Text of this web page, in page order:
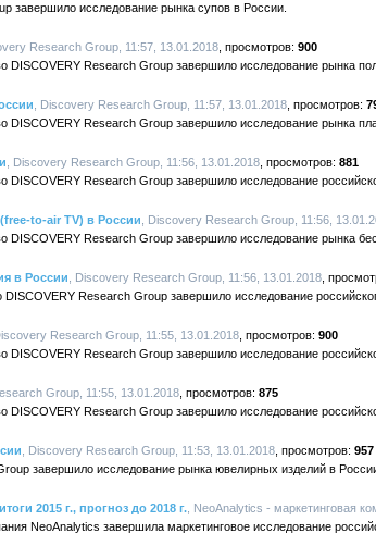
завершило исследование рынка супов в России.
Research Group, 11:57, 13.01.2018
900
DISCOVERY Research Group завершило исследование рынка
, Discovery Research Group, 11:57, 13.01.2018
DISCOVERY Research Group завершило исследование рынка
, Discovery Research Group, 11:56, 13.01.2018
881
DISCOVERY Research Group завершило исследование
to-air TV) в России , Discovery Research Group, 11:56,
DISCOVERY Research Group завершило исследование рынка
в России , Discovery Research Group, 11:56, 13.01.2018
DISCOVERY Research Group завершило исследование
Research Group, 11:55, 13.01.2018
900
DISCOVERY Research Group завершило исследование
Group, 11:55, 13.01.2018
875
DISCOVERY Research Group завершило исследование
, Discovery Research Group, 11:53, 13.01.2018
957
завершило исследование рынка ювелирных изделий в
2015 г., прогноз до 2018 г. , NeoAnalytics - маркетинговая
NeoAnalytics завершила маркетинговое исследование